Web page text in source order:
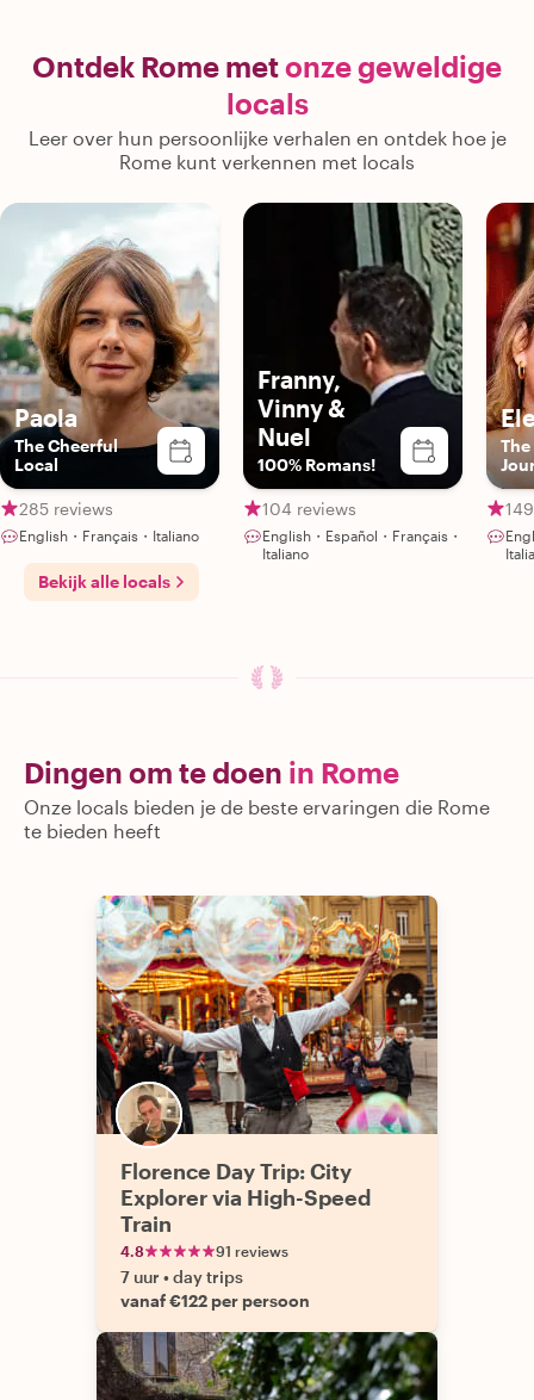
Ontdek Rome metonze geweldige
locals
Leer over hun persoonlijke verhalen en ontdek hoe je
Rome kunt verkennen met locals
Paola
The Cheerful
Local
285 reviews
English・Français・Italiano
Franny,
Vinny &
Nuel
100% Romans!
104 reviews
English・Español・Français・
Italiano
Bekijk alle locals
Dingen om te doen in Rome
Onze locals bieden je de beste ervaringen die Rome
te bieden heeft
Florence Day Trip: City
Explorer via High-Speed
Train
4.8 91 reviews
7 uur •day trips
vanaf €122 per persoon